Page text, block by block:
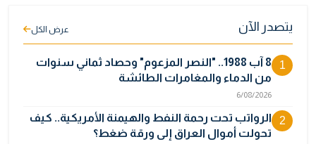
يتصدر الآن عرض الكل
1
8 آب 1988.. "النصر المزعوم" وحصاد ثماني سنوات
من الدماء والمغامرات الطائشة
6/08/2026
2
الرواتب تحت رحمة النفط والهيمنة الأمريكية.. كيف
تحولت أموال العراق إلى ورقة ضغط؟